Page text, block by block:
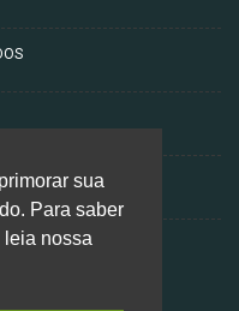
sua
Para saber
leia nossa